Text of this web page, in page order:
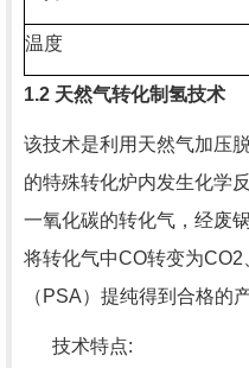
温度
1.2 天然气转化制氢技术
该技术是利用天然气加压
的特殊转化炉内发生化学
一氧化碳的转化气，经废
将转化气中CO转变为CO2
（ PSA）提纯得到合格的
技术特点: